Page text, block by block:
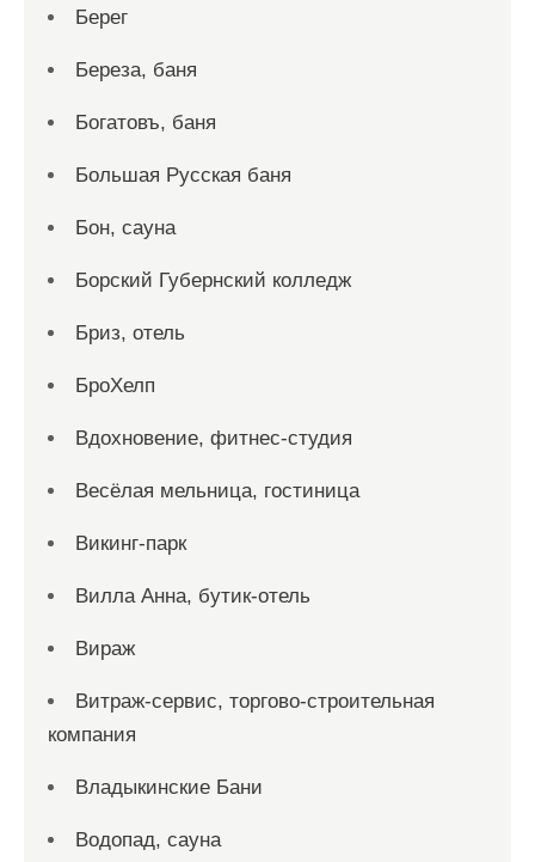
Берег
Береза, баня
Богатовъ, баня
Большая Русская баня
Бон, сауна
Борский Губернский колледж
Бриз, отель
БроХелп
Вдохновение, фитнес-студия
Весёлая мельница, гостиница
Викинг-парк
Вилла Анна, бутик-отель
Вираж
Витраж-сервис, торгово-строительная
компания
Владыкинские Бани
Водопад, сауна